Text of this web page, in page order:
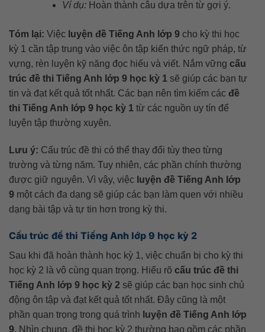
Ví dụ:Hoàn thành câu dựa trên từ gợi ý.
Tóm lại: Việc luyện đề Tiếng Anh lớp 9 cho kỳ thi học
kỳ 1 cần tập trung vào việc ôn tập kiến thức ngữ pháp, từ
vựng, rèn luyện kỹ năng đọc hiểu và viết. Nắm vững cấu
trúc đề thi Tiếng Anh lớp 9 học kỳ 1 sẽ giúp các bạn tự
tin và đạt kết quả tốt nhất. Các bạn nên tìm kiếm các đề
thi Tiếng Anh lớp 9 học kỳ 1 từ các nguồn uy tín để
luyện tập thường xuyên.
Lưu ý: Cấu trúc đề thi có thể thay đổi tùy theo từng
trường và từng năm. Tuy nhiên, các phần chính thường
được giữ nguyên. Vì vậy, việc luyện đề Tiếng Anh lớp
9 một cách đa dạng sẽ giúp các bạn làm quen với nhiều
dạng bài tập và tự tin hơn trong kỳ thi.
Cấu trúc đề thi Tiếng Anh lớp 9 học kỳ 2
Sau khi đã hoàn thành học kỳ 1, việc chuẩn bị cho kỳ thi
học kỳ 2 là vô cùng quan trọng. Hiểu rõ cấu trúc đề thi
Tiếng Anh lớp 9 học kỳ 2 sẽ giúp các bạn học sinh chủ
động ôn tập và đạt kết quả tốt nhất. Đây cũng là một
phần quan trọng trong quá trình luyện đề Tiếng Anh lớp
9. Nhìn chung, đề thi học kỳ 2 thường bao gồm các phần